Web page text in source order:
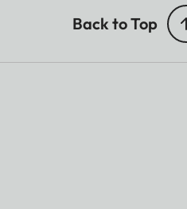
Back to Top